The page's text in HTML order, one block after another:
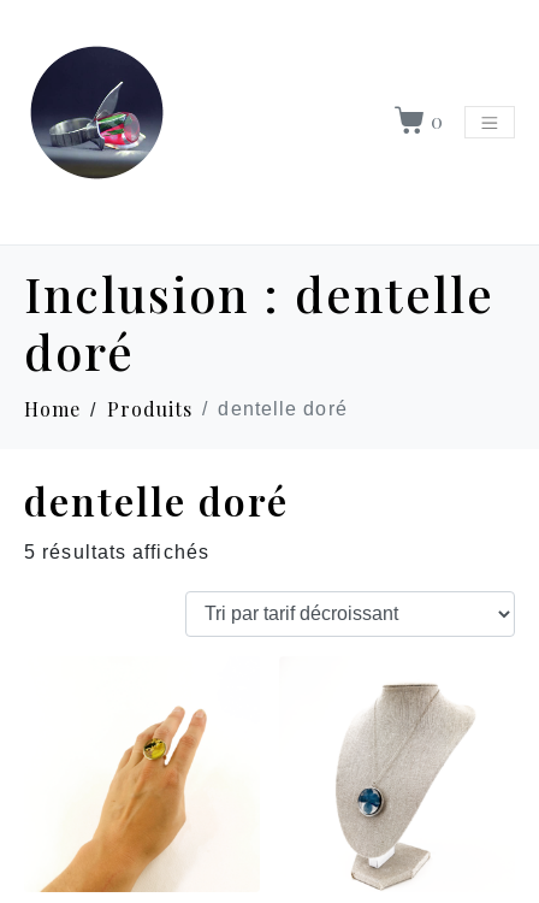
0
Inclusion : dentelle
doré
Home Produits dentelle doré
dentelle doré
5 résultats affichés